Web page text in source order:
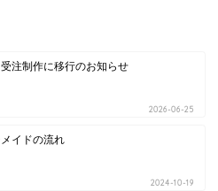
受注制作に移行のお知らせ
2026-06-25
イドの流れ
2024-10-19